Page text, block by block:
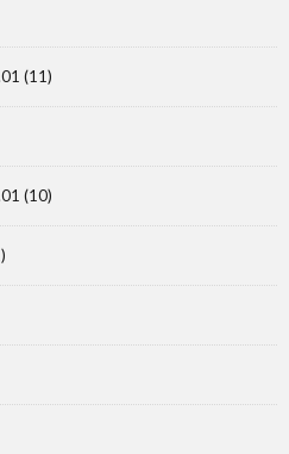
(11)
(10)